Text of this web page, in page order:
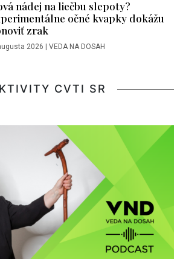
nádej na liečbu slepoty?
očné kvapky dokážu
zrak
2026 | VEDA NA DOSAH
CVTI SR